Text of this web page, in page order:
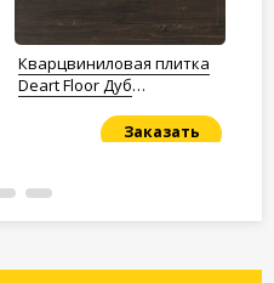
Кварцвиниловая плитка
Deart Floor Дуб
Заказать